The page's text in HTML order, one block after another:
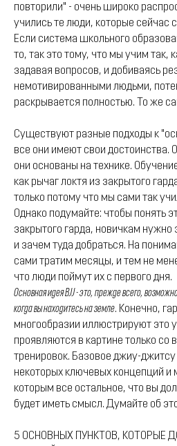
повторили" - очень широко
учились те люди, которые сейчас
Если система школьного
то, так это тому, что мы учим так,
задавая вопросов, и добиваясь
немотивированными людьми,
раскрывается полностью. То же
Существуют разные подходы к
все они имеют свои достоинства.
они основаны на технике.
как рычаг локтя из закрытого
только потому что мы сами так
Однако подумайте: чтобы понять
закрытого гарда, новичкам нужно
и зачем туда добраться. На
сами тратим месяцы, и тем не
что люди поймут их с первого дня.
Основная идея BJJ - это, прежде всего,
когда вы находитесь на земле. Конечно,
многообразии иллюстрируют это
проявляются в картине только со
тренировок. Базовое джиу-
некоторых ключевых концепций и
которым все остальное, что вы
будет иметь смысл. Думайте об
5 ОСНОВНЫХ ПУНКТОВ, КОТОРЫЕ